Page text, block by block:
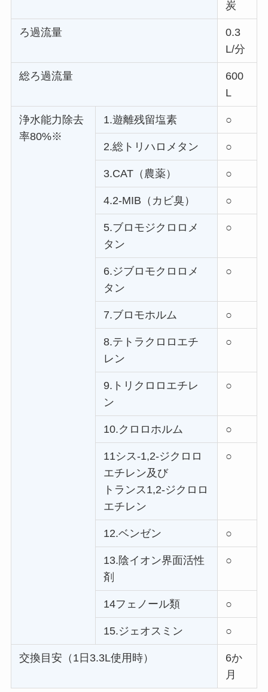
炭
ろ過流量
0.3
L/分
総ろ過流量
600
L
浄水能力除去
率80%※
1.遊離残留塩素 ○
2.総トリハロメタン ○
3.CAT（農薬） ○
4.2-MIB（カビ臭） ○
5.ブロモジクロロメ
タン
○
6.ジブロモクロロメ
タン
○
7.ブロモホルム ○
8.テトラクロロエチ
レン
○
9.トリクロロエチレ
ン
○
10.クロロホルム ○
11シス-1,2-ジクロロ
エチレン及び
トランス1,2-ジクロロ
エチレン
○
12.ベンゼン ○
13.陰イオン界面活性
剤
○
14フェノール類 ○
15.ジェオスミン ○
交換目安（1日3.3L使用時）
6か
月